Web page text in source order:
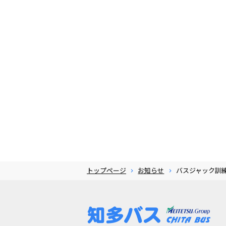
トップページ お知らせ バスジャック訓